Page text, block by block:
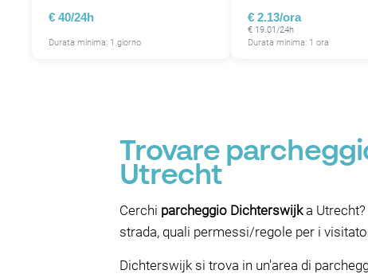
€ 40/24h
Durata minima: 1 giorno
€ 2.13/ora
€ 19.01/24h
Durata minima: 1 ora
Trovare
Utrecht
Cerchi parcheggio Dichterswijka
strada, quali permessi/regole per i
Dichterswijk si trova in un'area di